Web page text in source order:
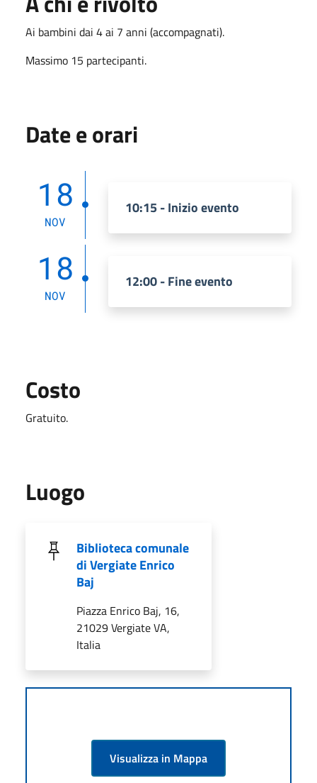
Ai bambini dai 4 ai 7 anni (accompagnati).
Massimo 15 partecipanti.
Date e orari
18
NOV
10:15 - Inizio evento
18
NOV
12:00 - Fine evento
Costo
Gratuito.
Luogo
Biblioteca comunale
di Vergiate Enrico
Baj
Piazza Enrico Baj, 16,
21029 Vergiate VA,
Italia
Visualizza in Mappa